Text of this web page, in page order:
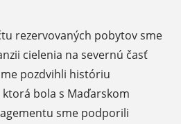
rezervovaných pobytov sme
cielenia na severnú časť
pozdvihli históriu
bola s Maďarskom
sme podporili